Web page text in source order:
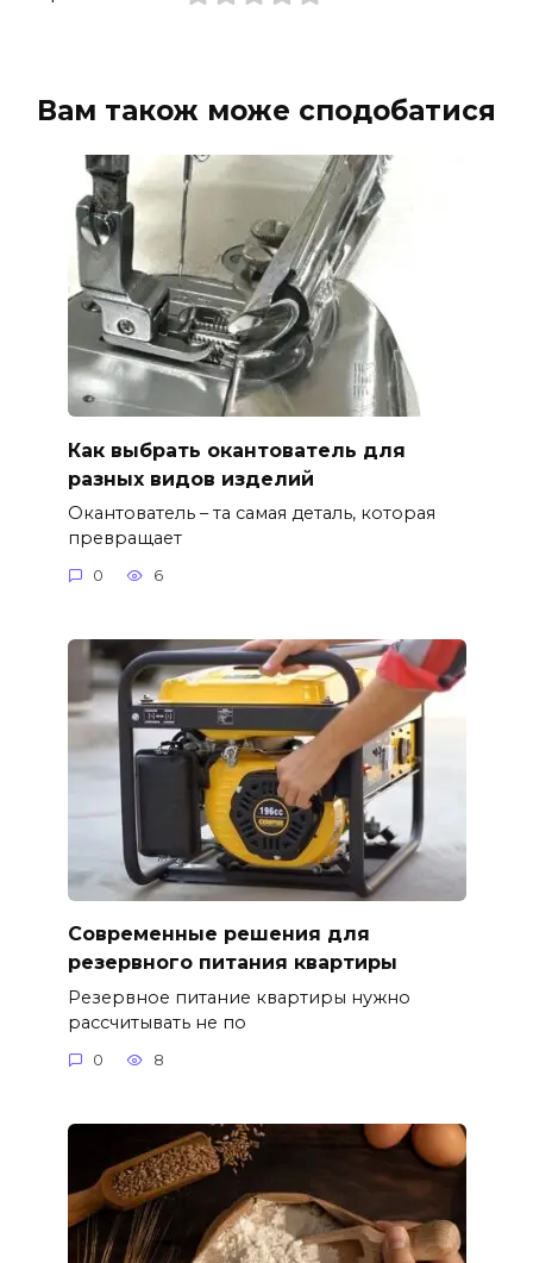
Вам також може сподобатися
Как выбрать окантователь для
разных видов изделий
Окантователь – та самая деталь, которая
превращает
0 6
Современные решения для
резервного питания квартиры
Резервное питание квартиры нужно
рассчитывать не по
0 8